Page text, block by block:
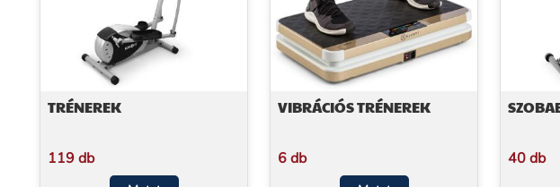
TRÉNEREK
119 db
VIBRÁCIÓS TRÉNEREK
6 db 40 db